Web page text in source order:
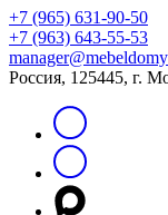
+7 (965) 631-90-50
+7 (963) 643-55-53
Россия, 125445, г.